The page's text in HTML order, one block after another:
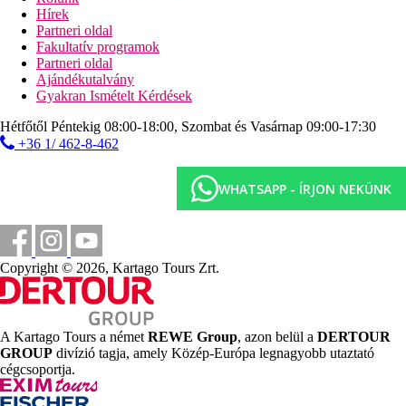
ellenében)
medence csak felnőtteknek (napágyak, napernyők
ingyenesen, törölközők kaució ellenében)
medence csúszdákkal
pool-bár
strandbár
gyermekmedence
miniklub (4 és 12 év közötti gyermekek számára)
játszótér
homokos/kavicsos tengerpart
napágyak, napernyők a szálloda saját strandján
igénybe
törölközők kaució ellenében
napozómóló (a vízbe lépcsőn keresztül lehet lejutni)
Sport és szórakozás ingyenesen
animációs programok
kreatív programok
esti programok
élőzene
szauna
törökfürdő (12.00-15.00)
Hírek
Partneri oldal
Fakultatív programok
Partneri oldal
Ajándékutalvány
Gyakran Ismételt Kérdések
Hétfőtől Péntekig 08:00-18:00, Szombat és Vasárnap 09:00-17:30
+36 1/ 462-8-462
WHATSAPP - ÍRJON NEKÜNK
Copyright © 2026, Kartago Tours Zrt.
A Kartago Tours a német REWE Group, azon belül a DERTOUR
GROUP divízió tagja, amely Közép-Európa legnagyobb utaztató
cégcsoportja.